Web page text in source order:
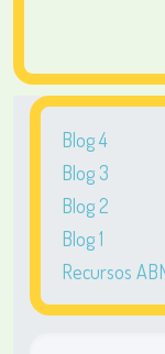
Blog 4
Blog 3
Blog 2
Blog 1
Recursos